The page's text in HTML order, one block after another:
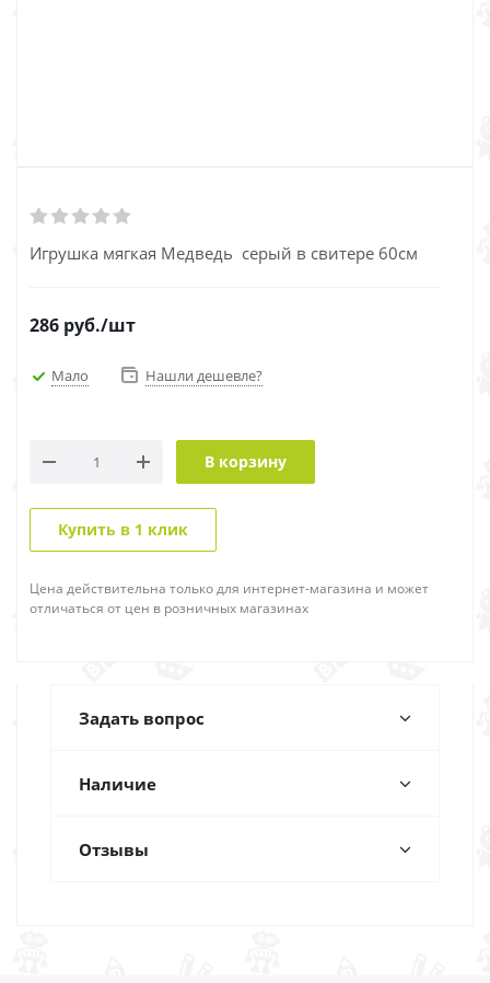
Игрушка мягкая Медведь серый в свитере 60см
286 руб./шт
Мало Нашли дешевле?
В корзину
Купить в 1 клик
Цена действительна только для интернет-магазина и может
отличаться от цен в розничных магазинах
Задать вопрос
Наличие
Отзывы